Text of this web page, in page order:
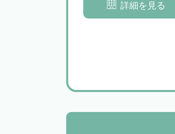
詳細を見る